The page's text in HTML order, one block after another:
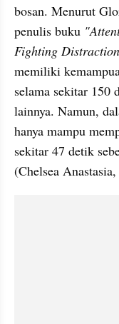
bosan. Menurut
penulis buku
Fighting
memiliki
selama sekitar 150
lainnya. Namun,
hanya mampu
sekitar 47 detik
(Chelsea